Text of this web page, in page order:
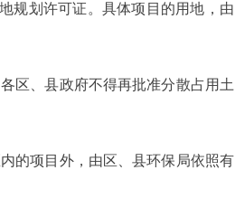
规划许可证。具体项目的用地，由
区、县政府不得再批准分散占用土
的项目外，由区、县环保局依照有